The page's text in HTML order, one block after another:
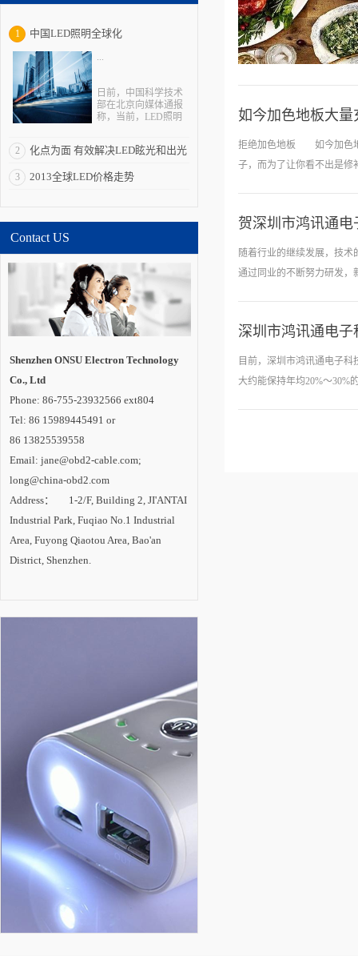
1 中国LED照明全球化
...
日前，中国科学技术
部在北京向媒体通报
称，当前，LED照明
应，被全球多个国家
业。“LED照明是一个
环”。 在与发达国
合作计划，中国半导
体照明国家重点实验
室在荷兰代尔夫特大
学建立海外研发实体
机构“国际开放创新中
心”，并共同培养博士
及博士后。中国还与
应用、标准检测、示
范工程评价和产品循
斯、南非建立“金砖国
家半导体照明合作平
设。 内专家认
为，LED照明已成为
命，在照明产业变革
着技术进步的推动和
市场需求的拉动，
2 化点为面 有效解决LED眩光和出光
效率低问题
3 2013全球LED价格走势
Contact US
Shenzhen ONSU Electron Technology
Co., Ltd
Phone: 86-755-23932566 ext804
Tel: 86 15989445491 or
86 13825539558
Email: jane@obd2-cable.com;
long@china-obd2.com
Address： 1-2/F, Building 2, JI'ANTAI
Industrial Park, Fuqiao No.1 Industrial
Area, Fuyong Qiaotou Area, Bao'an
District, Shenzhen.
如今加色地板大
拒绝加色地板 如今加色地
子，而为了让你看不出是修
色差小，板面漂亮，但是
择这种加色地板，大家可
0.5mm地板效果会受影响，
越宽，这样，他无形中就降
贺深圳市鸿讯通
随着行业的继续发展，技
通过同业的不断努力研发，
使用更加便利。这些逐步
亮度、防水、微型、防震
近60%，绿色环保、寿命
化效率低（10%左右）、寿
深圳市鸿讯通电
目前，深圳市鸿讯通电子
大约能保持年均20%～30%